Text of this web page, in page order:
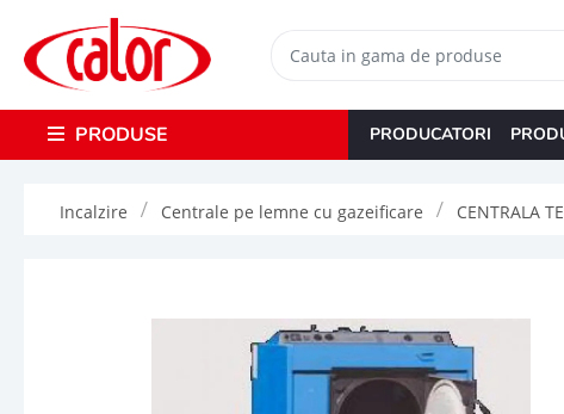
PRODUSE PRODUCATORI
Incalzire Centrale pe lemne cu gazeificare CENTRALA